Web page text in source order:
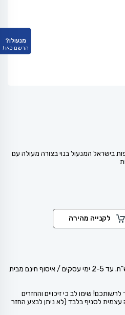
בישראל המנעול בנוי בצורה מעולה עם
לקנייה מהירה
משלוח מהיר עד הדלת ב- 39 ש"ח. עד 2-5 ימי עסקים / איסוף חינם מבית
שימו לב כי זיכויים והחזרים
לסניף בלבד (לא ניתן לבצע החזר
מנעולן?
הרשם כאן !